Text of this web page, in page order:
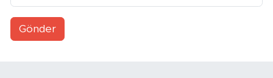
Gönder